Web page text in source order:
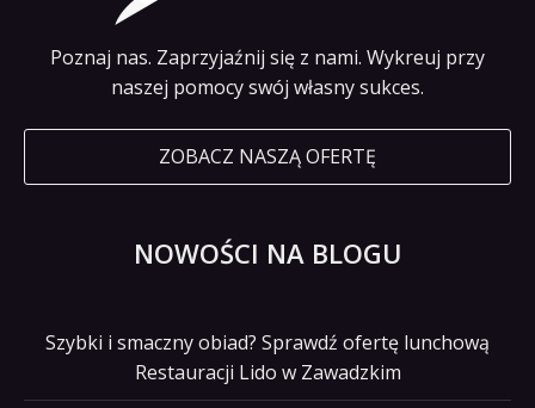
Poznaj nas. Zaprzyjaźnij się z nami. Wykreuj przy
naszej pomocy swój własny sukces.
ZOBACZ NASZĄ OFERTĘ
NOWOŚCI NA BLOGU
Szybki i smaczny obiad? Sprawdź ofertę lunchową
Restauracji Lido w Zawadzkim